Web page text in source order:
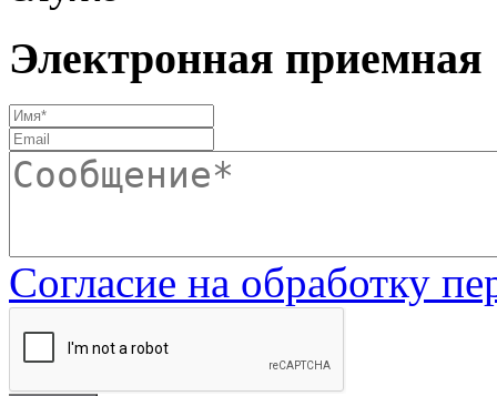
Электронная приемная
Согласие на обработку